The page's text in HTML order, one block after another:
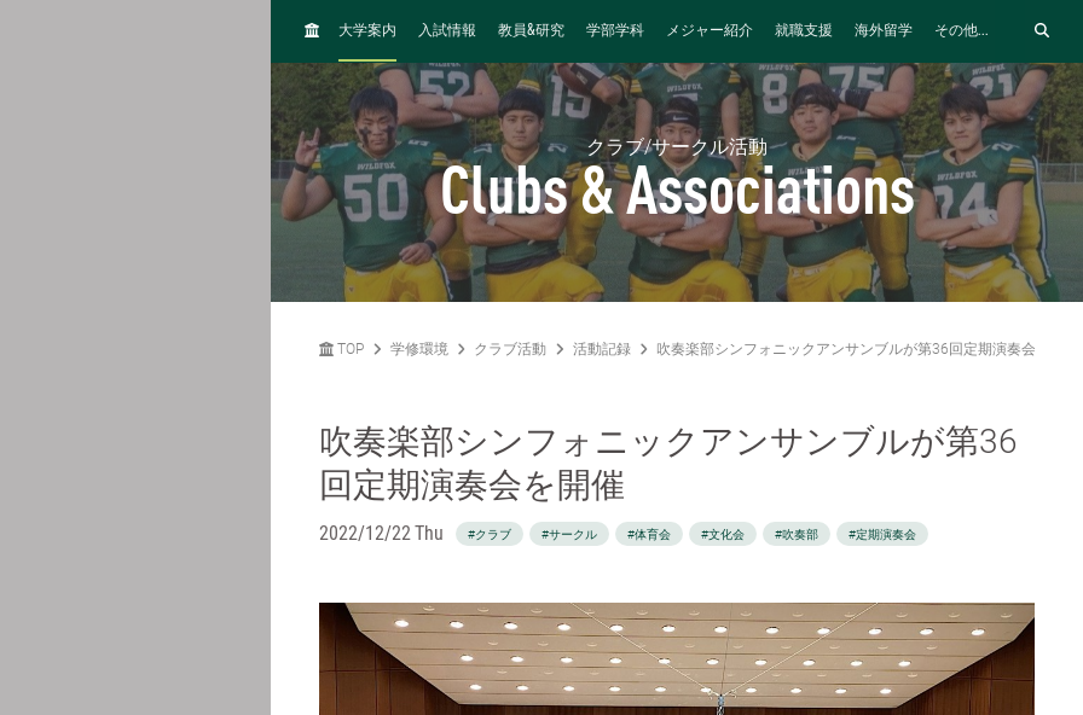
H
M
E
大学案内 入試情報 教員&研究 学部学科 メジャー紹介 就職支援 海外留学 その他...
クラブ/サークル活動
Clubs & Associations
TOP 学修環境 クラブ活動 活動記録 吹奏楽部シンフォニックアンサンブルが第36回定期演奏会を開催
吹奏楽部シンフォニックアンサンブルが第36
回定期演奏会を開催
2022/12/22 Thu #クラブ #サークル #体育会 #文化会 #吹奏部 #定期演奏会